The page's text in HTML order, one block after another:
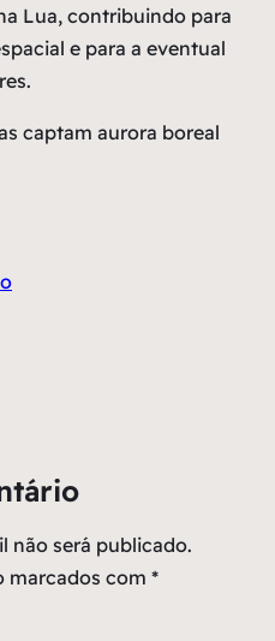
Lua, contribuindo para
e para a eventual
captam aurora boreal
não será publicado.
marcados com *